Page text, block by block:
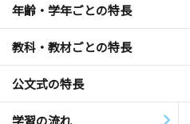
年齢・学年ごとの特長
教科・教材ごとの特長
公文式の特長
学習の流れ